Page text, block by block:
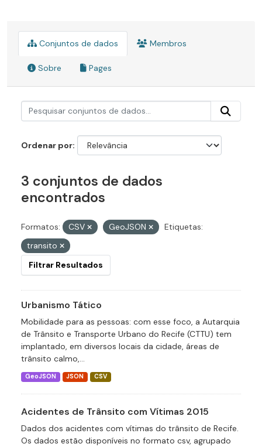
Conjuntos de dados Membros
Sobre Pages
Ordenar por
3 conjuntos de dados
encontrados
Formatos: CSV GeoJSON
Etiquetas:
transito
Filtrar Resultados
Urbanismo Tático
Mobilidade para as pessoas: com esse foco, a Autarquia
de Trânsito e Transporte Urbano do Recife (CTTU) tem
implantado, em diversos locais da cidade, áreas de
trânsito calmo,...
GeoJSON JSON CSV
Acidentes de Trânsito com Vítimas 2015
Dados dos acidentes com vítimas do trânsito de Recife.
Os dados estão disponíveis no formato csv, agrupado